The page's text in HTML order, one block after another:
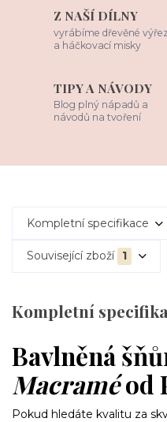
Z NAŠÍ DÍLNY
vyrábíme dřevěné
a háčkovací misky
TIPY A NÁVODY
Blog plný nápadů a
návodů na tvoření
Kompletní specifikace
Související zboží 1
Kompletní
Bavlněná
Macraméod
Pokud hledáte kvalitu za